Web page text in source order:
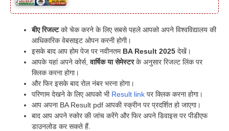
बीए रिजल्टको चेक करने के लिए सबसे पहले आपको अपने विश्वविद्यालय की
आधिकारिक वेबसाइट ओपन करनी होगी।
इसके बाद आप होम पेज पर नवीनतमBA Result 2025 देखें।
आपके यहां अपने कोर्स,वार्षिक या सेमेस्टरके अनुसार रिजल्ट लिंक पर
क्लिक करना होगा।
और फिर इसके बाद रोल नंबर भरना होगा।
परिणाम देखने के लिए आपको भी Result link पर क्लिक करना होगा।
आप अपना BA Result pdf आपकी स्क्रीन पर प्रदर्शित हो जाएगा।
बाद आप अपने स्कोर की जांच करेंगे और फिर अपने डिवाइस पर पीडीएफ
डाउनलोड कर सकते हैं.